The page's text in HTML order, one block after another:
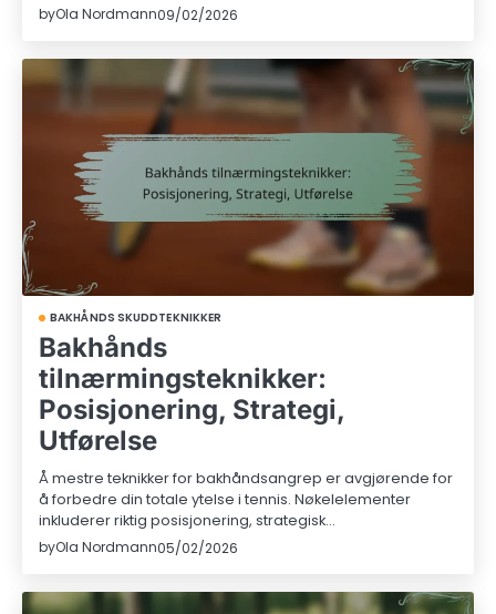
byOla Nordmann09/02/2026
BAKHÅNDS SKUDDTEKNIKKER
Bakhånds
tilnærmingsteknikker:
Posisjonering, Strategi,
Utførelse
Å mestre teknikker for bakhåndsangrep er avgjørende for
å forbedre din totale ytelse i tennis. Nøkelelementer
inkluderer riktig posisjonering, strategisk…
byOla Nordmann05/02/2026